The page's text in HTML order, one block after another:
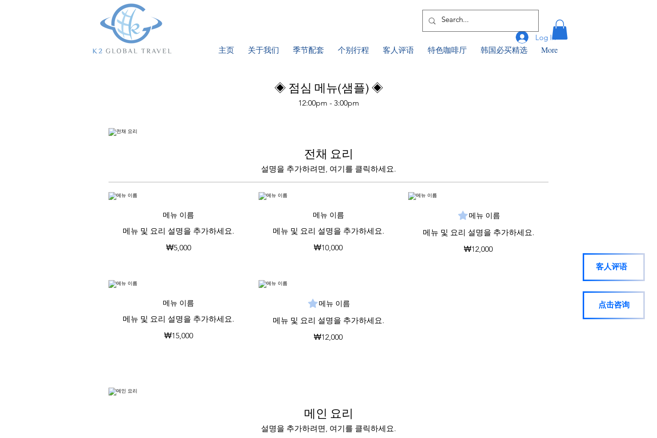
主页 关于我们 季节配套 个别行程 客人评语 特色咖啡厅 韩国必买精选 More
Log In
客人评语
点击咨询
◈ 점심 메뉴(샘플) ◈
12:00pm - 3:00pm
전채 요리
설명을 추가하려면, 여기를 클릭하세요.
메뉴 이름
메뉴 및 요리 설명을 추가하세요.
₩5,000
메뉴 이름
메뉴 및 요리 설명을 추가하세요.
₩10,000
메뉴 이름
메뉴 및 요리 설명을 추가하세요.
₩12,000
메뉴 이름
메뉴 및 요리 설명을 추가하세요.
₩15,000
메뉴 이름
메뉴 및 요리 설명을 추가하세요.
₩12,000
메인 요리
설명을 추가하려면, 여기를 클릭하세요.